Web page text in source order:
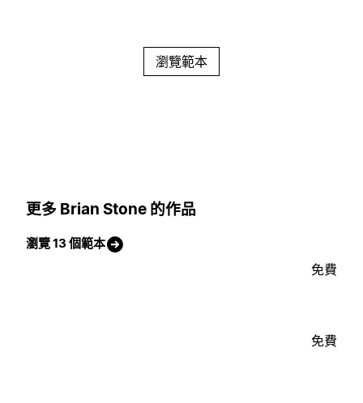
瀏覽範本
更多 Brian Stone 的作品
瀏覽 13 個範本
免費
免費